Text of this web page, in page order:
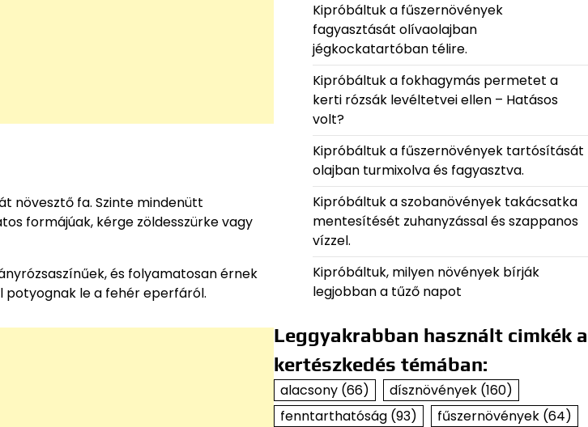
növesztő fa. Szinte mindenütt
formájúak, kérge zöldesszürke vagy
és folyamatosan érnek
potyognak le a fehér eperfáról.
Kipróbáltuk a fűszernövények
fagyasztását olívaolajban
jégkockatartóban télire.
Kipróbáltuk a fokhagymás permetet a
kerti rózsák levéltetvei ellen – Hatásos
volt?
Kipróbáltuk a fűszernövények tartósítását
olajban turmixolva és fagyasztva.
Kipróbáltuk a szobanövények takácsatka
mentesítését zuhanyzással és szappanos
vízzel.
Kipróbáltuk, milyen növények bírják
legjobban a tűző napot
Leggyakrabban használt cimkék a
kertészkedés témában:
alacsony(66) dísznövények(160)
fenntarthatóság(93) fűszernövények(64)